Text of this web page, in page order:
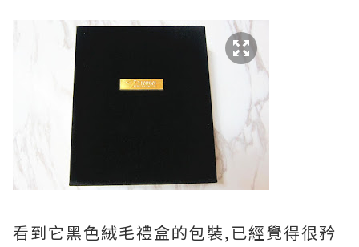
看到它黑色絨毛禮盒的包裝,已經覺得很矜